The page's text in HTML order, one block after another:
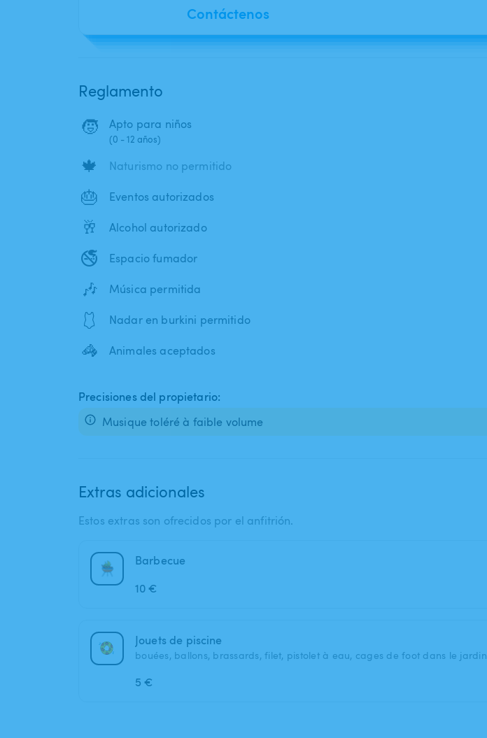
Contáctenos
Reglamento
🧒 Apto para niños
(0 - 12 años)
🍁 Naturismo no permitido
🎂 Eventos autorizados
🥂 Alcohol autorizado
🚭 Espacio fumador
🎶 Música permitida
🩱 Nadar en burkini permitido
🦓 Animales aceptados
Precisiones del propietario:
Musique toléré à faible volume
Extras adicionales
Estos extras son ofrecidos por el anfitrión.
Barbecue
10 €
Jouets de piscine
bouées, ballons, brassards, filet, pistolet à eau, cages de foot dans le jardin
5 €